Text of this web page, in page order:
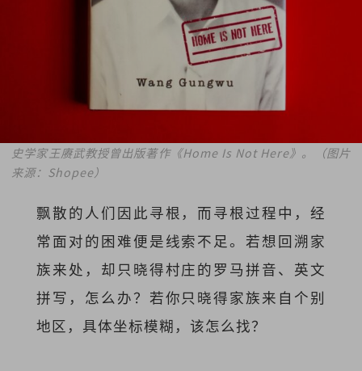
史学家王赓武教授曾出版著作《Home Is Not Here》。（图片
来源：Shopee）
飘散的人们因此寻根，而寻根过程中，经
常面对的困难便是线索不足。若想回溯家
族来处，却只晓得村庄的罗马拼音、英文
拼写，怎么办？若你只晓得家族来自个别
地区，具体坐标模糊，该怎么找？